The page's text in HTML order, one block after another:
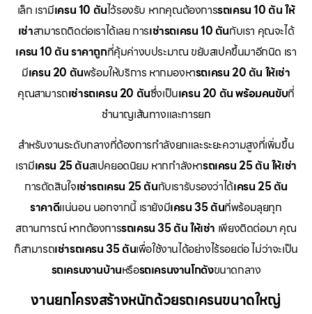
เล็ก เรามีเครน 10 ตันไว้รองรับ หากคุณต้องการรถเครน 10 ตัน ให้
เช่าสามารถติดต่อเราได้เลย การเช่ารถเครน 10 ตันกับเรา คุณจะได้
เครน 10 ตัน ราคาถูกที่คุ้มค่างบประมาณ ขยับสเปคขึ้นมาอีกนิด เรา
มีเครน 20 ตันพร้อมให้บริการ หากมองหารถเครน 20 ตัน ให้เช่า
คุณสามารถเช่ารถเครน 20 ตันซึ่งเป็นเครน 20 ตัน พร้อมคนขับที่
ชำนาญเส้นทางและการยก
สำหรับงานระดับกลางที่ต้องการกำลังยกและระยะความสูงที่เพิ่มขึ้น
เรามีเครน 25 ตันสเปคยอดนิยม หากกำลังหารถเครน 25 ตัน ให้เช่า
การตัดสินใจเช่ารถเครน 25 ตันกับเรารับรองว่าได้เครน 25 ตัน
ราคาดีแน่นอน นอกจากนี้ เรายังมีเครน 35 ตันที่พร้อมลุยทุก
สถานการณ์ หากต้องการรถเครน 35 ตัน ให้เช่า เพียงติดต่อมา คุณ
ก็สามารถเช่ารถเครน 35 ตันเพื่อใช้งานได้อย่างไร้รอยต่อ ไม่ว่าจะเป็น
รถเครนงานบ้านหรือรถเครนงานโกดังขนาดกลาง
งานยกโครงสร้างหนักด้วยรถเครนขนาดใหญ่